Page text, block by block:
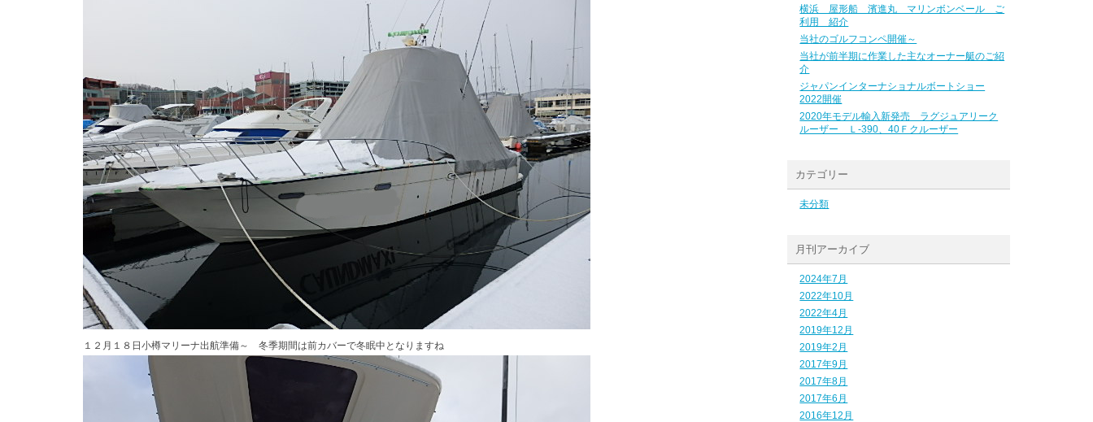
１２月１８日小樽マリーナ出航準備～ 冬季期間は前カバーで冬眠中となりますね
横浜 屋形船 濱進丸 マリンボンベール ご
利用 紹介
当社のゴルフコンペ開催～
当社が前半期に作業した主なオーナー艇のご紹
介
ジャパンインターナショナルボートショー
2022開催
2020年モデル輸入新発売 ラグジュアリーク
ルーザー Ｌ-390、40Ｆクルーザー
カテゴリー
未分類
月刊アーカイブ
2024年7月
2022年10月
2022年4月
2019年12月
2019年2月
2017年9月
2017年8月
2017年6月
2016年12月